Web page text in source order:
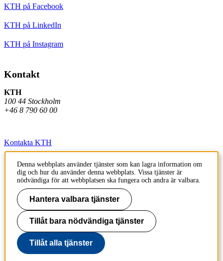
KTH på Facebook
KTH på LinkedIn
KTH på Instagram
Kontakt
KTH
100 44 Stockholm
+46 8 790 60 00
Kontakta KTH
Jobba på KTH
Press och media
Faktura och betalning KTH
Om KTH:s webbplatser
Tillgänglighetsredogörelse
Denna webbplats använder tjänster som kan lagra information om
dig och hur du använder denna webbplats. Vissa tjänster är
nödvändiga för att webbplatsen ska fungera och andra är valbara.
Hantera valbara tjänster
Tillåt bara nödvändiga tjänster
Tillåt alla tjänster